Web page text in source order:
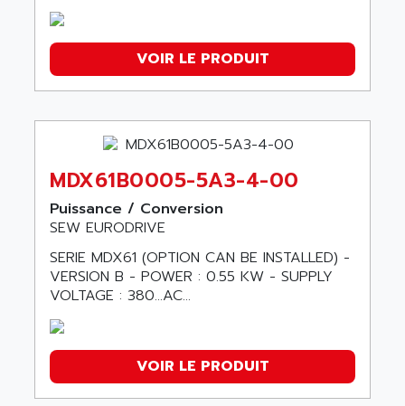
VOIR LE PRODUIT
MDX61B0005-5A3-4-00
Puissance / Conversion
SEW EURODRIVE
SERIE MDX61 (OPTION CAN BE INSTALLED) -
VERSION B - POWER : 0.55 KW - SUPPLY
VOLTAGE : 380…AC...
VOIR LE PRODUIT